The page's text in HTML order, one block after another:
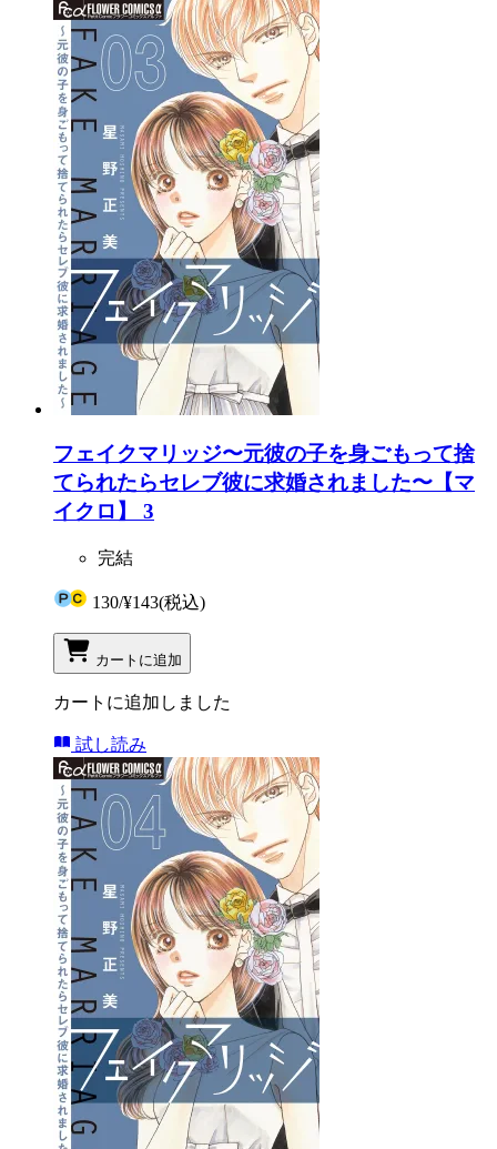
フェイクマリッジ〜元彼の子を身ごもって捨
てられたらセレブ彼に求婚されました〜【マ
イクロ】 3
完結
130/¥143(税込)
カートに追加
カートに追加しました
試し読み